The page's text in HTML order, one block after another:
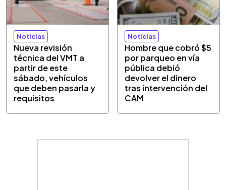
Noticias
Nueva revisión
técnica del VMT a
partir de este
sábado, vehículos
que deben pasarla y
requisitos
Noticias
Hombre que cobró $5
por parqueo en vía
pública debió
devolver el dinero
tras intervención del
CAM